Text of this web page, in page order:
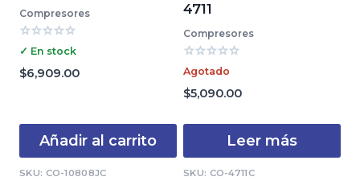
Compresores
Valorado
0
de
✓ En stock
$6,909.00
Añadir al carrito
SKU: CO-10808JC
4711
Compresores
Valorado
con
0
de
Agotado
$5,090.00
Leer más
SKU: CO-4711C